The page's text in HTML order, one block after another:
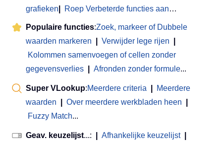
grafieken
Roep Verbeterde functies aan…
Populaire functies:Zoek, markeer of Dubbele
waarden markeren
Verwijder lege rijen
Kolommen samenvoegen of cellen zonder
gegevensverlies
Afronden zonder formule...
Super VLookup:Meerdere criteria
Meerdere
waarden
Over meerdere werkbladen heen
Fuzzy Match...
Geav. keuzelijst...: Afhankelijke keuzelijst